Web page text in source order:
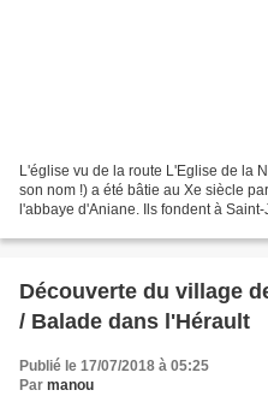
L'église vu de la route L'Eglise de la
son nom !) a été bâtie au Xe siècle
l'abbaye d'Aniane. Ils fondent à
Découverte du village
/ Balade dans l'Hérault
Publié le 17/07/2018 à 05:25
Par manou